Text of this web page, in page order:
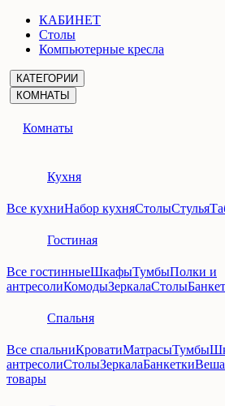
КАБИНЕТ
Столы
Компьютерные кресла
КАТЕГОРИИ
КОМНАТЫ
Комнаты
Кухня
Все кухниНабор кухняСтолыСтулья
Гостиная
Все гостинныеШкафыТумбыПолки и
антресолиКомодыЗеркалаСтолы
Спальня
Все спальниКроватиМатрасыТумбы
антресолиСтолыЗеркалаБанкетки
товары